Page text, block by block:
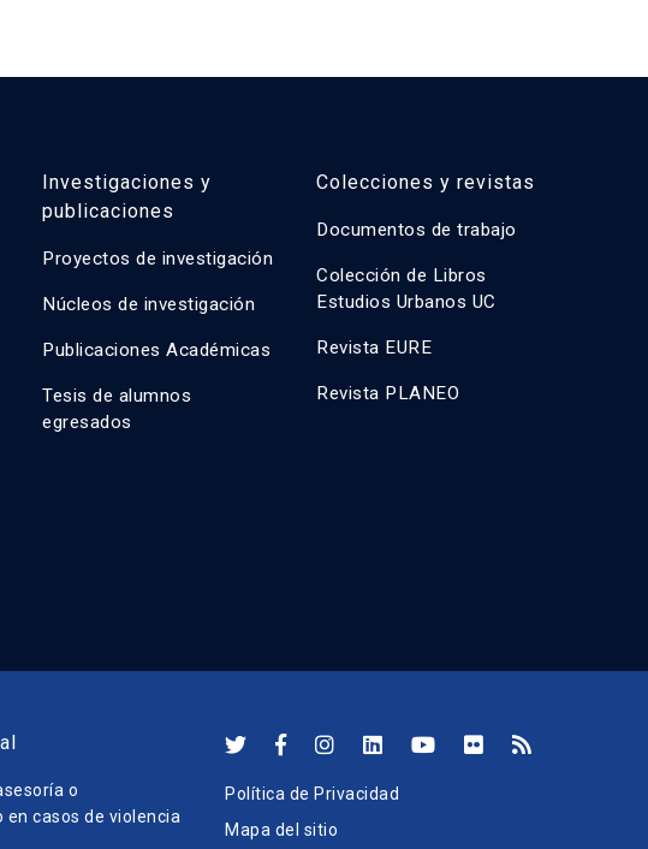
Investigaciones y
publicaciones
Proyectos de investigación
Núcleos de investigación
Publicaciones Académicas
Tesis de alumnos
egresados
Colecciones y revistas
Documentos de trabajo
Colección de Libros
Estudios Urbanos UC
Revista EURE
Revista PLANEO
o
casos de violencia
Política de Privacidad
Mapa del sitio